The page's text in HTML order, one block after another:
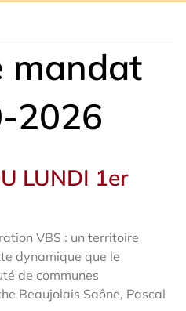
mandat
2026
LUNDI 1er
VBS : un territoire
dynamique que le
de communes
Beaujolais Saône, Pascal